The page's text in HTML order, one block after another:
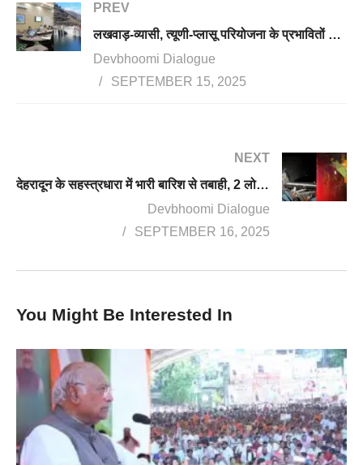
PREV
लखवाड़-व्यासी, त्यूणी-प्लासू परियोजना के प्रभावितों को मिलेगा 3 गुना मुआवजा, शासनादेश जारी
Devbhoomi Dialogue
SEPTEMBER 15, 2025
NEXT
देहरादून के सहस्त्रधारा में भारी बारिश से तबाही, 2 लोग लापता, कई दुकानें बही
Devbhoomi Dialogue
SEPTEMBER 16, 2025
You Might Be Interested In